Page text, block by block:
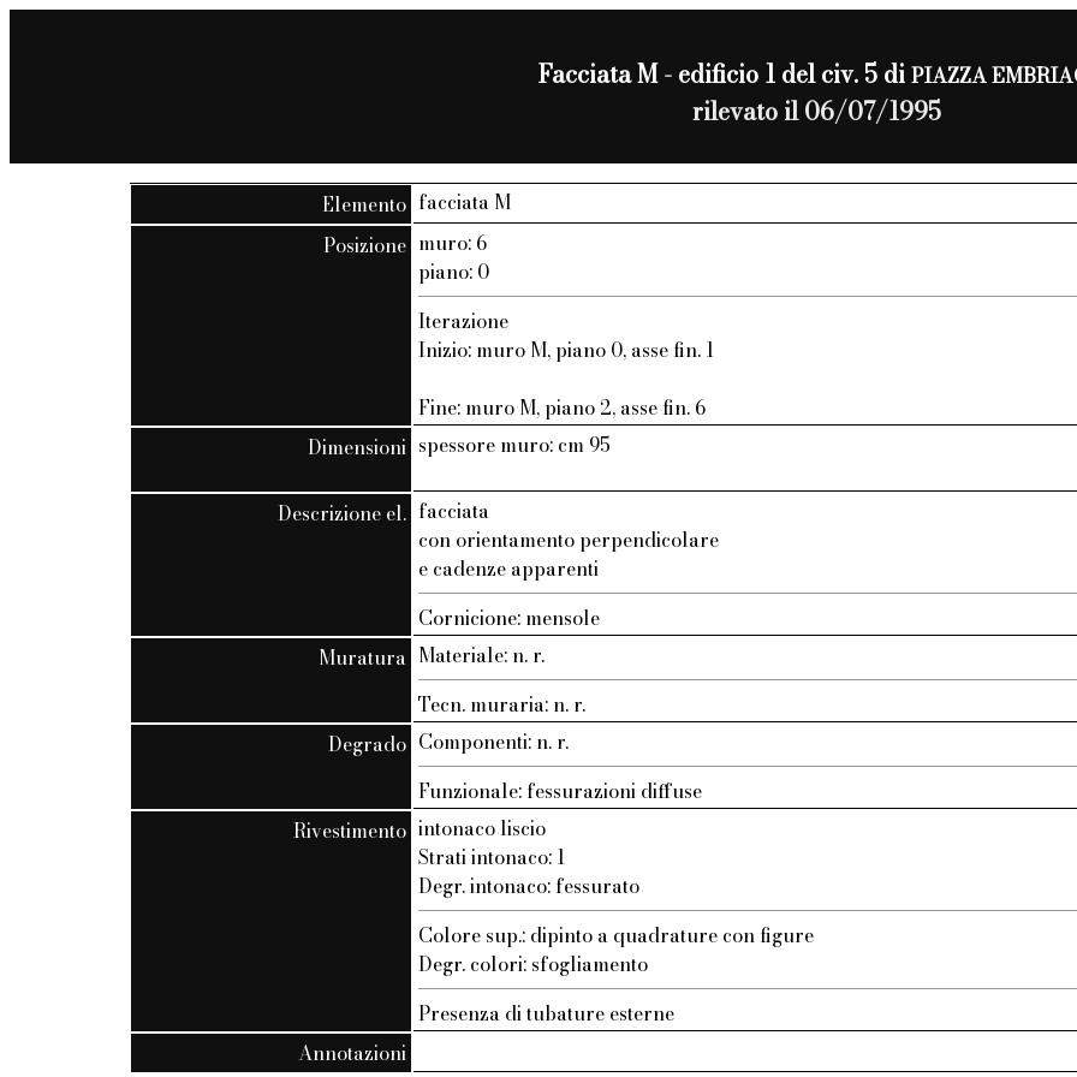
Facciata M - edificio 1 del civ. 5 diPIAZZA
rilevato il 06/07/1995
Elemento facciata M
Posizione muro: 6
piano: 0
Iterazione
Inizio: muro M, piano 0, asse fin. 1
Fine: muro M, piano 2, asse fin. 6
Dimensioni spessore muro: cm 95
Descrizione el. facciata
con orientamento perpendicolare
e cadenze apparenti
Cornicione: mensole
Muratura Materiale: n. r.
Tecn. muraria: n. r.
Degrado Componenti: n. r.
Funzionale: fessurazioni diffuse
Rivestimento intonaco liscio
Strati intonaco: 1
Degr. intonaco: fessurato
Colore sup.: dipinto a quadrature con figure
Degr. colori: sfogliamento
Presenza di tubature esterne
Annotazioni